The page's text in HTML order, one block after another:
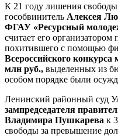
К 21 году лишения
гособвинитель Алексея
ФГАУ «Ресурсный
считает его организатором
похитившего с помощью
Всероссийского
млн руб., выделенных из
особом порядке были
Ленинский районный суд
зампредседателя
Владимира Пушкарева к
свободы за превышение